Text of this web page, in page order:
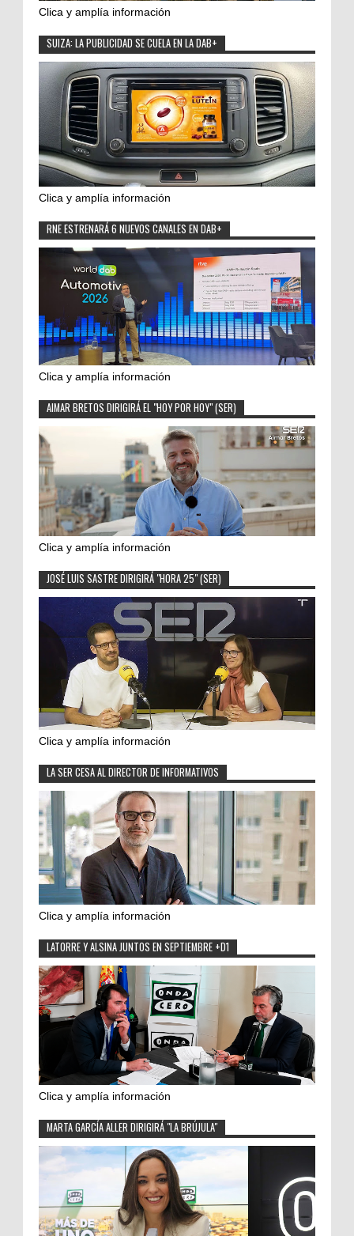
Clica y amplía información
SUIZA: LA PUBLICIDAD SE CUELA EN LA DAB+
Clica y amplía información
RNE ESTRENARÁ 6 NUEVOS CANALES EN DAB+
Clica y amplía información
AIMAR BRETOS DIRIGIRÁ EL "HOY POR HOY" (SER)
Clica y amplía información
JOSÉ LUIS SASTRE DIRIGIRÁ "HORA 25" (SER)
Clica y amplía información
LA SER CESA AL DIRECTOR DE INFORMATIVOS
Clica y amplía información
LATORRE Y ALSINA JUNTOS EN SEPTIEMBRE +D1
Clica y amplía información
MARTA GARCÍA ALLER DIRIGIRÁ "LA BRÚJULA"